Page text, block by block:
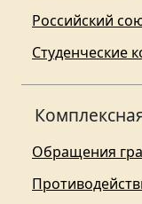
Российский
Студенческие
Обращения